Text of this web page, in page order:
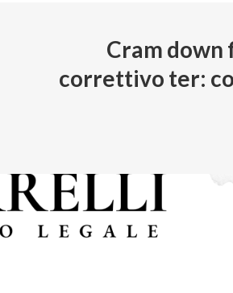
Cram down
correttivo ter: